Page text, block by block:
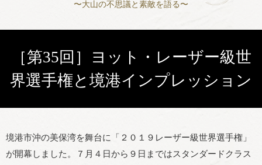
〜大山の不思議と素敵を語る〜
［第35回］ヨット・レーザー級世
界選手権と境港インプレッション
境港市沖の美保湾を舞台に「２０１９レーザー級世界選手権」
が開幕しました。７月４日から９日まではスタンダードクラス